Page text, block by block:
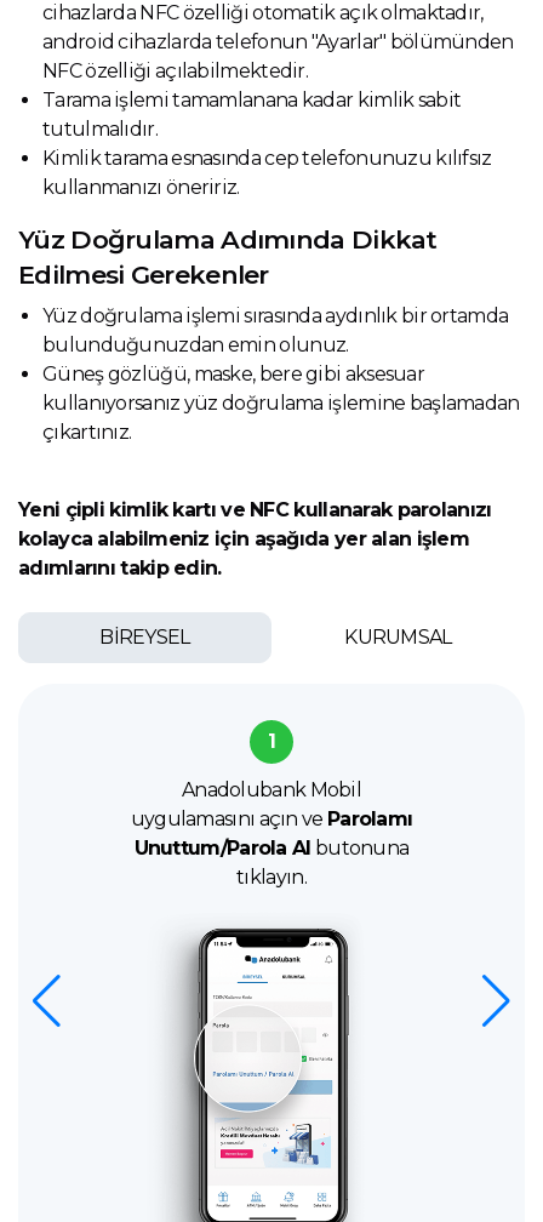
cihazlarda NFC özelliği otomatik açık olmaktadır,
android cihazlarda telefonun "Ayarlar" bölümünden
NFC özelliği açılabilmektedir.
Tarama işlemi tamamlanana kadar kimlik sabit
tutulmalıdır.
Kimlik tarama esnasında cep telefonunuzu kılıfsız
kullanmanızı öneririz.
Yüz Doğrulama Adımında Dikkat
Edilmesi Gerekenler
Yüz doğrulama işlemi sırasında aydınlık bir ortamda
bulunduğunuzdan emin olunuz.
Güneş gözlüğü, maske, bere gibi aksesuar
kullanıyorsanız yüz doğrulama işlemine başlamadan
çıkartınız.
Yeni çipli kimlik kartı ve NFC kullanarak parolanızı
kolayca alabilmeniz için aşağıda yer alan işlem
adımlarını takip edin.
BİREYSEL KURUMSAL
1
Anadolubank Mobil
uygulamasını açın ve Parolamı
Unuttum/Parola Al butonuna
tıklayın.